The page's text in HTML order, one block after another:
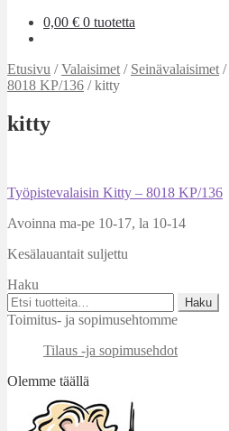
0,00 € 0 tuotetta
Etusivu /Valaisimet / Seinävalaisimet /
8018 KP/136 /kitty
kitty
Artikkelien
selaus
Edellinen
Työpistevalaisin Kitty – 8018 KP/136
Avoinna ma-pe 10-17, la 10-14
Kesälauantait suljettu
Haku
Etsi:
Haku
Toimitus- ja sopimusehtomme
Tilaus -ja sopimusehdot
Olemme täällä